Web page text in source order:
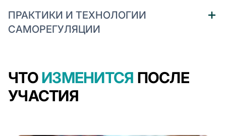
ПРАКТИКИ И ТЕХНОЛОГИИ
САМОРЕГУЛЯЦИИ
ЧТОИЗМЕНИТСЯ ПОСЛЕ
УЧАСТИЯ